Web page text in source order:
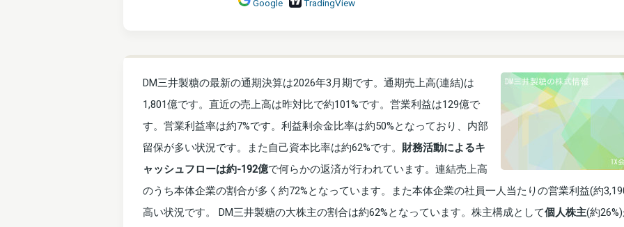
Google TradingView
DM三井製糖の最新の通期決算は2026年3月期です。通期売上高(連結)は
1,801億です。直近の売上高は昨対比で約101%です。営業利益は129億で
す。営業利益率は約7%です。利益剰余金比率は約50%となっており、内部
留保が多い状況です。また自己資本比率は約62%です。 財務活動によるキ
ャッシュフローは約-192億で何らかの返済が行われています。連結売上高
のうち本体企業の割合が多く約72%となっています。また本体企業の社員一人当たりの営業利益(約
高い状況です。 DM三井製糖の大株主の割合は約62%となっています。株主構成として個人株主(約